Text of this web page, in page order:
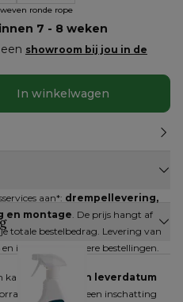
ronde rope
7 - 8 weken
showroom bij jou in de
In winkelwagen
aan*: drempellevering,
en montage. De prijs hangt af
totale bestelbedrag. Levering van
is gratis bij grotere bestellingen.
kan je direct een leverdatum
dan krijg je een inschatting